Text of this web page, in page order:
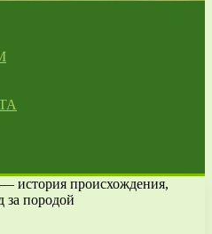
история происхождения,
за породой